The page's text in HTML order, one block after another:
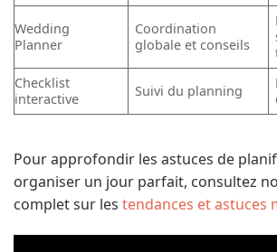
Wedding
Planner
Coordination
globale et conseils
Checklist
interactive
Suivi du planning
Pour approfondir les astuces de
organiser un jour parfait, consultez
complet sur les tendances et astuces